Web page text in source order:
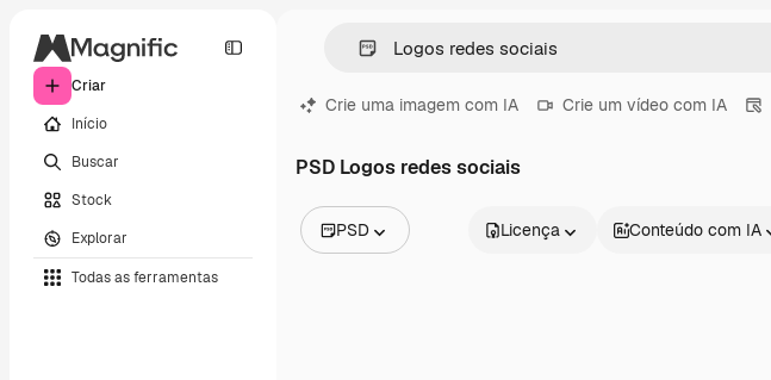
Criar
Início
Buscar
Stock
Explorar
Todas as ferramentas
Crie uma imagem com IA Crie um vídeo com IA
PSD Logos redes sociais
PSD Licença Conteúdo com IA